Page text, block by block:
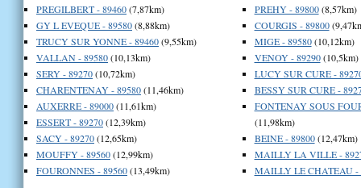
PREGILBERT - 89460(7,87km)
GY L EVEQUE - 89580(8,88km)
TRUCY SUR YONNE - 89460(9,55km)
VALLAN - 89580(10,13km)
SERY - 89270(10,72km)
CHARENTENAY - 89580(11,46km)
AUXERRE - 89000(11,61km)
ESSERT - 89270(12,39km)
SACY - 89270(12,65km)
MOUFFY - 89560(12,99km)
FOURONNES - 89560(13,49km)
PREHY - 89800(8,57km)
COURGIS - 89800
MIGE - 89580(10,12km)
VENOY - 89290(10,5km)
LUCY SUR CURE -
BESSY SUR CURE -
FONTENAY SOUS
(11,98km)
BEINE - 89800(12,47km)
MAILLY LA VILLE -
MAILLY LE CHATEAU -